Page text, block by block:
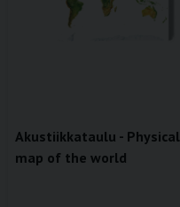
Akustiikkataulu - Physical
map of the world